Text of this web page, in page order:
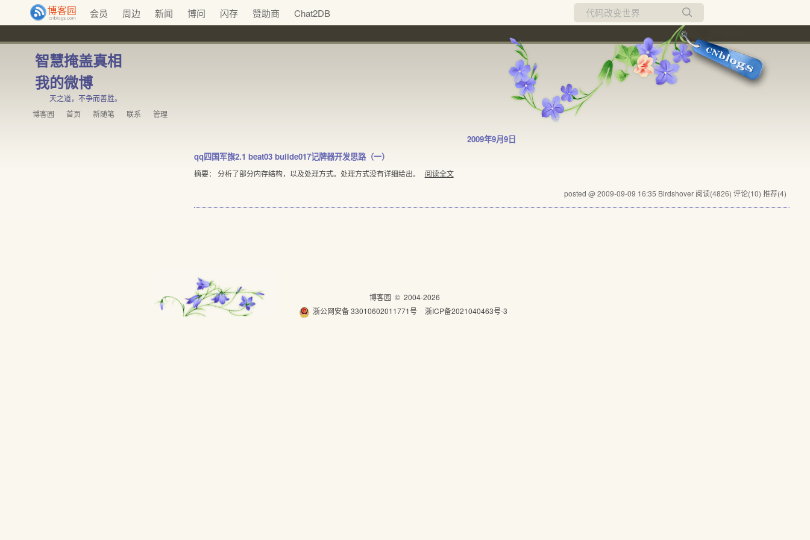
会员 周边 新闻 博问 闪存 赞助商 Chat2DB
所有博客
当前博客
智慧掩盖真相
我的微博
天之道，不争而善胜。
博客园
首页 新随笔 联系 管理
2009年9月9日
qq四国军旗2.1 beat03 builde017记牌器开发思路（一）
摘要： 分析了部分内存结构，以及处理方式。处理方式没有详细给出。
阅读全文
posted @ 2009-09-09 16:35 Birdshover 阅读(4826) 评论(10) 推荐(4)
博客园 © 2004-2026
浙公网安备 33010602011771号
浙ICP备2021040463号-3